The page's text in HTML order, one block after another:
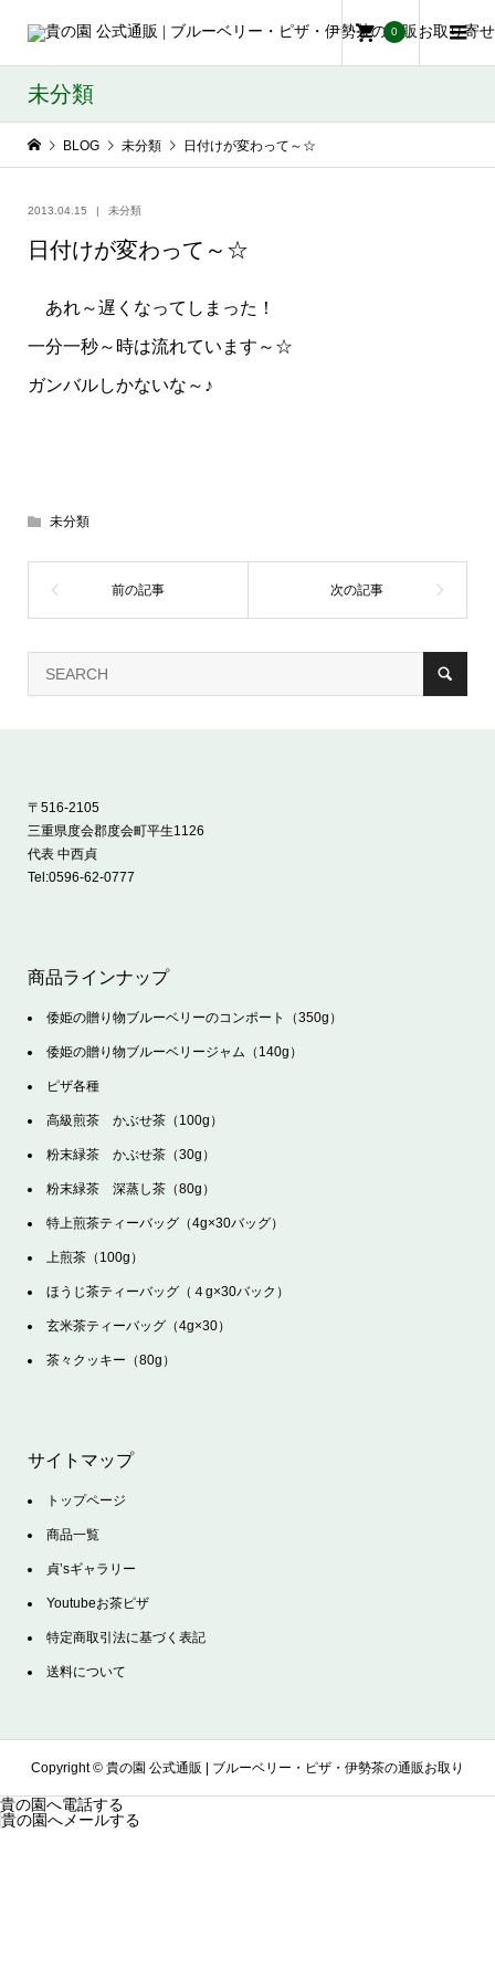
0
未分類
BLOG 未分類 日付けが変わって～☆
2013.04.15 未分類
日付けが変わって～☆
あれ～遅くなってしまった！
一分一秒～時は流れています～☆
ガンバルしかないな～♪
未分類
〒516-2105
三重県度会郡度会町平生1126
代表 中西貞
Tel:0596-62-0777
商品ラインナップ
倭姫の贈り物ブルーベリーのコンポート（350g）
倭姫の贈り物ブルーベリージャム（140g）
ピザ各種
高級煎茶 かぶせ茶（100g）
粉末緑茶 かぶせ茶（30g）
粉末緑茶 深蒸し茶（80g）
特上煎茶ティーバッグ（4g×30バッグ）
上煎茶（100g）
ほうじ茶ティーバッグ（４g×30バック）
玄米茶ティーバッグ（4g×30）
茶々クッキー（80g）
サイトマップ
トップページ
商品一覧
貞’sギャラリー
Youtubeお茶ピザ
特定商取引法に基づく表記
送料について
Copyright © 貴の園 公式通販 | ブルーベリー・ピザ・伊勢茶の通販お取り
貴の園へ電話する
貴の園へメールする